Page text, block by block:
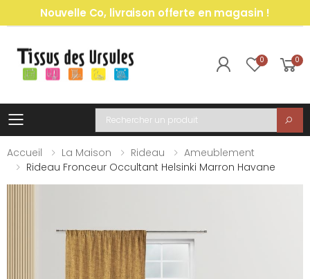
Nouvelle Co, livraison offerte en magasin !
0 0
Toggle mobile menu
Recherche
Accueil
La Maison Rideau
Ameublement
Rideau Fronceur Occultant Helsinki Marron Havane